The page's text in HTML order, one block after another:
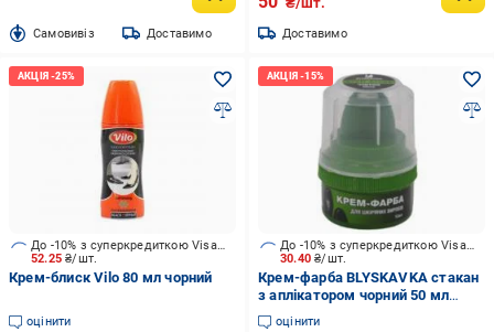
Cамовивіз Доставимо Доставимо
52.25₴/шт.
До -10% з суперкредиткою Visa Вигода
Крем-блиск Vilo 80 мл чорний
оцінити
30.40₴/шт.
До -10% з суперкредиткою Visa Вигода
Крем-фарба BLYSKAVKA стакан
з аплікатором чорний 50 мл
чорний
оцінити